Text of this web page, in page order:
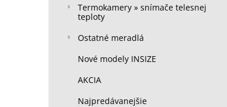
Termokamery » snímače telesnej
teploty
Ostatné meradlá
Nové modely INSIZE
AKCIA
Najpredávanejšie